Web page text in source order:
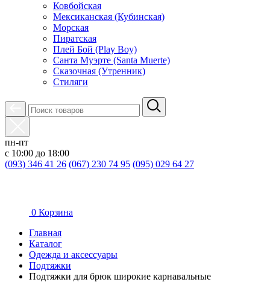
Ковбойская
Мексиканская (Кубинская)
Морская
Пиратская
Плей Бой (Play Boy)
Санта Муэрте (Santa Muerte)
Сказочная (Утренник)
Стиляги
пн-пт
с 10:00 до 18:00
(093) 346 41 26 (067) 230 74 95 (095) 029 64 27
0 Корзина
Главная
Каталог
Oдежда и аксессуары
Подтяжки
Подтяжки для брюк широкие карнавальные